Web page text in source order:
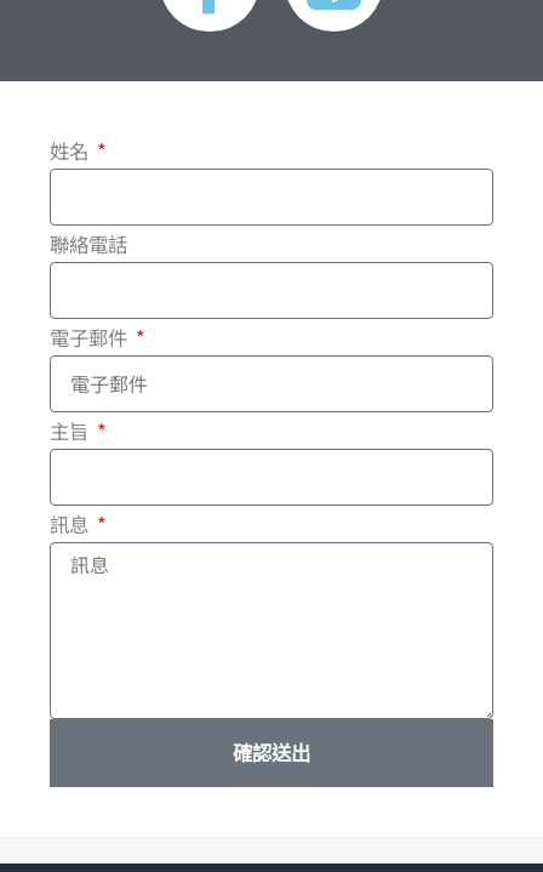
c
b
o
o
k
-
f
n
姓名
聯絡電話
電子郵件
主旨
訊息
確認送出